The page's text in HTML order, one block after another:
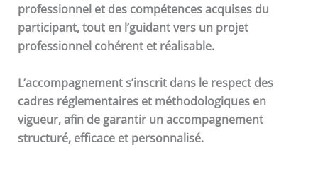
professionnel et des compétences acquises du
participant, tout en l’guidant vers un projet
professionnel cohérent et réalisable.
L’accompagnement s’inscrit dans le respect des
cadres réglementaires et méthodologiques en
vigueur, afin de garantir un accompagnement
structuré, efficace et personnalisé.